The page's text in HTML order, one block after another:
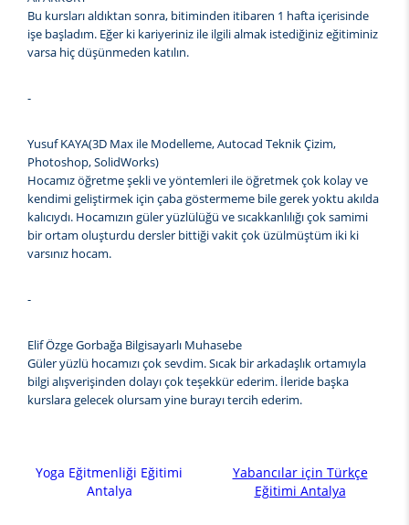
Bu kursları aldıktan sonra, bitiminden itibaren 1 hafta içerisinde
işe başladım. Eğer ki kariyeriniz ile ilgili almak istediğiniz eğitiminiz
varsa hiç düşünmeden katılın.
-
Yusuf KAYA(3D Max ile Modelleme, Autocad Teknik Çizim,
Photoshop, SolidWorks)
Hocamız öğretme şekli ve yöntemleri ile öğretmek çok kolay ve
kendimi geliştirmek için çaba göstermeme bile gerek yoktu akılda
kalıcıydı. Hocamızın güler yüzlülüğü ve sıcakkanlılığı çok samimi
bir ortam oluşturdu dersler bittiği vakit çok üzülmüştüm iki ki
varsınız hocam.
-
Elif Özge Gorbağa Bilgisayarlı Muhasebe
Güler yüzlü hocamızı çok sevdim. Sıcak bir arkadaşlık ortamıyla
bilgi alışverişinden dolayı çok teşekkür ederim. İleride başka
kurslara gelecek olursam yine burayı tercih ederim.
Yoga Eğitmenliği Eğitimi
Antalya
Yabancılar için Türkçe
Eğitimi Antalya